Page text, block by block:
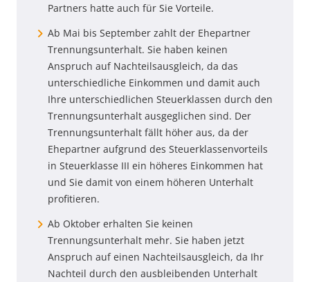
Partners hatte auch für Sie Vorteile.
Ab Mai bis September zahlt der Ehepartner
Trennungsunterhalt. Sie haben keinen
Anspruch auf Nachteilsausgleich, da das
unterschiedliche Einkommen und damit auch
Ihre unterschiedlichen Steuerklassen durch den
Trennungsunterhalt ausgeglichen sind. Der
Trennungsunterhalt fällt höher aus, da der
Ehepartner aufgrund des Steuerklassenvorteils
in Steuerklasse III ein höheres Einkommen hat
und Sie damit von einem höheren Unterhalt
profitieren.
Ab Oktober erhalten Sie keinen
Trennungsunterhalt mehr. Sie haben jetzt
Anspruch auf einen Nachteilsausgleich, da Ihr
Nachteil durch den ausbleibenden Unterhalt